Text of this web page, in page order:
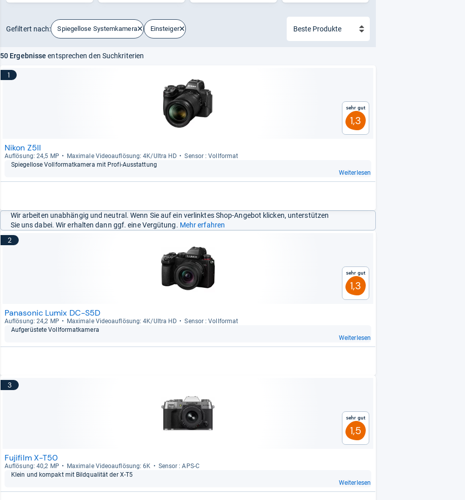
Gefiltert nach: Spiegellose Systemkamera Einsteiger
50 Ergebnisse entsprechen den Suchkriterien
1
Sehr gut
1,3
Nikon Z5II
Auf­lö­sung: 24,5 MP Maxi­male Videoauf­lö­sung: 4K/Ultra HD
Sen­sor : Voll­for­mat
Spie­gel­lose Voll­for­mat­ka­mera mit Profi-​Aus­stat­tung
Weiterlesen
Wir arbeiten unabhängig und neutral. Wenn Sie auf ein verlinktes Shop-Angebot klicken, unterstützen
Sie uns dabei. Wir erhalten dann ggf. eine Vergütung. Mehr erfahren
2
Sehr gut
1,3
Panasonic Lumix DC-S5D
Auf­lö­sung: 24,2 MP Maxi­male Videoauf­lö­sung: 4K/Ultra HD
Sen­sor : Voll­for­mat
Auf­ge­rüs­tete Voll­for­mat­ka­mera
Weiterlesen
3
Sehr gut
1,5
Fujifilm X-T50
Auf­lö­sung: 40,2 MP Maxi­male Videoauf­lö­sung: 6K
Sen­sor : APS-​C
Klein und kom­pakt mit Bild­qua­li­tät der X-​T5
Weiterlesen